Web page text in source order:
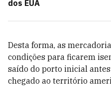
dos EUA
Desta forma, as
condições para ficarem
saído do porto inicial
chegado ao território